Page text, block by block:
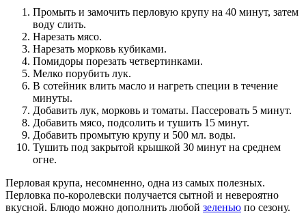
Промыть и замочить перловую крупу на 40 минут, затем
воду слить.
Нарезать мясо.
Нарезать морковь кубиками.
Помидоры порезать четвертинками.
Мелко порубить лук.
В сотейник влить масло и нагреть специи в течение
минуты.
Добавить лук, морковь и томаты. Пассеровать 5 минут.
Добавить мясо, подсолить и тушить 15 минут.
Добавить промытую крупу и 500 мл. воды.
Тушить под закрытой крышкой 30 минут на среднем
огне.
Перловая крупа, несомненно, одна из самых полезных.
Перловка по-королевски получается сытной и невероятно
вкусной. Блюдо можно дополнить любой зеленью по сезону.